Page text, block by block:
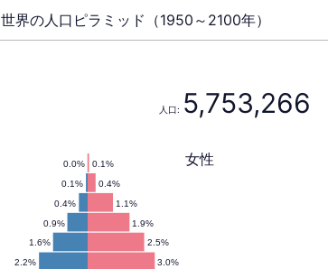
世界の人口ピラミッド（1950～2100年）
人口: 5,753,266
3.0%
2.2%
2.5%
1.6%
1.9%
0.9%
1.1%
0.4%
0.4%
0.1%
0.1%
0.0% 女性